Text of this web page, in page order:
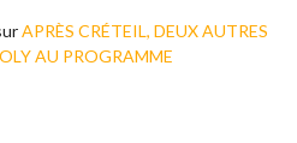
APRÈS CRÉTEIL, DEUX AUTRES
AU PROGRAMME